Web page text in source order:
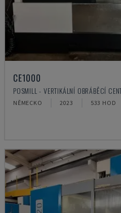
CE1000
POSMILL - VERTIKÁLNÍ OBRÁBĚCÍ
NĚMECKO 2023 533 HOD